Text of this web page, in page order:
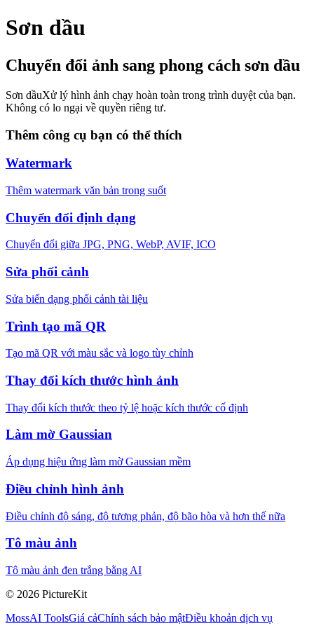
Sơn dầu
Chuyển đổi ảnh sang phong cách sơn dầu
Sơn dầuXử lý hình ảnh chạy hoàn toàn trong trình duyệt của bạn.
Không có lo ngại về quyền riêng tư.
Thêm công cụ bạn có thể thích
Watermark
Thêm watermark văn bản trong suốt
Chuyển đổi định dạng
Chuyển đổi giữa JPG, PNG, WebP, AVIF, ICO
Sửa phối cảnh
Sửa biến dạng phối cảnh tài liệu
Trình tạo mã QR
Tạo mã QR với màu sắc và logo tùy chỉnh
Thay đổi kích thước hình ảnh
Thay đổi kích thước theo tỷ lệ hoặc kích thước cố định
Làm mờ Gaussian
Áp dụng hiệu ứng làm mờ Gaussian mềm
Điều chỉnh hình ảnh
Điều chỉnh độ sáng, độ tương phản, độ bão hòa và hơn thế nữa
Tô màu ảnh
Tô màu ảnh đen trắng bằng AI
© 2026 PictureKit
MossAI ToolsGiá cảChính sách bảo mậtĐiều khoản dịch vụ